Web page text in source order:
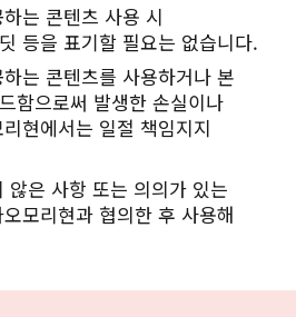
는 콘텐츠 사용 시
등을 표기할 필요는 없습니다.
는 콘텐츠를 사용하거나 본
함으로써 발생한 손실이나
현에서는 일절 책임지지
않은 사항 또는 의의가 있는
모리현과 협의한 후 사용해